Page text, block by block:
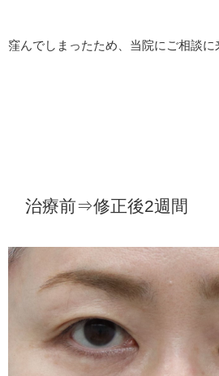
窪んでしまったため、当院にご相談に
治療前⇒修正後2週間